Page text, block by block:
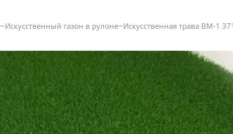
Искусственный газон в рулоне Искусственная трава BM-1